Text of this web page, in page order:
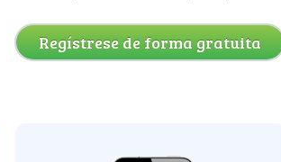
Regístrese de forma gratuita